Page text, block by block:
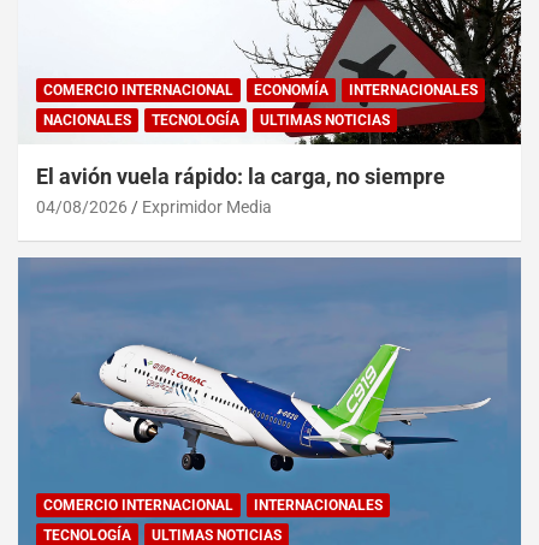
COMERCIO INTERNACIONAL ECONOMÍA
INTERNACIONALES
NACIONALES
TECNOLOGÍA ULTIMAS NOTICIAS
El avión vuela rápido: la carga, no siempre
04/08/2026 Exprimidor Media
COMERCIO INTERNACIONAL
INTERNACIONALES
TECNOLOGÍA
ULTIMAS NOTICIAS